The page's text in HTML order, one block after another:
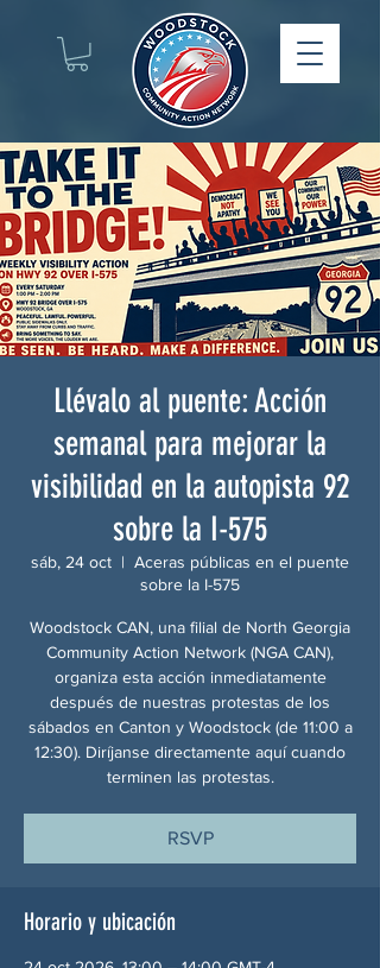
Llévalo al puente: Acción
semanal para mejorar la
visibilidad en la autopista 92
sobre la I-575
sáb, 24 oct
  |
Aceras públicas en el puente
sobre la I-575
Woodstock CAN, una filial de North Georgia
Community Action Network (NGA CAN),
organiza esta acción inmediatamente
después de nuestras protestas de los
sábados en Canton y Woodstock (de 11:00 a
12:30). Diríjanse directamente aquí cuando
terminen las protestas.
RSVP
Horario y ubicación